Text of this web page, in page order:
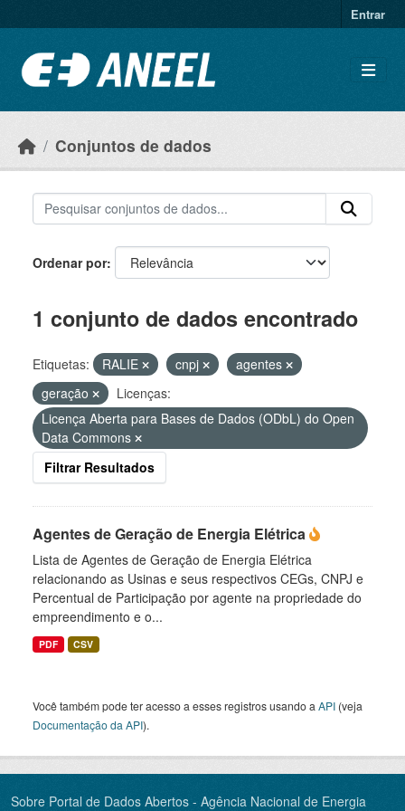
Entrar
Conjuntos de dados
Ordenar por
1 conjunto de dados encontrado
Etiquetas: RALIE cnpj
agentes
geração
Licenças:
Licença Aberta para Bases de Dados (ODbL) do Open
Data Commons
Filtrar Resultados
Agentes de Geração de Energia Elétrica
Lista de Agentes de Geração de Energia Elétrica
relacionando as Usinas e seus respectivos CEGs, CNPJ e
Percentual de Participação por agente na propriedade do
empreendimento e o...
PDF CSV
Você também pode ter acesso a esses registros usando a API (veja
Documentação da API).
Sobre Portal de Dados Abertos - Agência Nacional de Energia